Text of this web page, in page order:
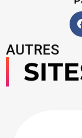
AUTRES